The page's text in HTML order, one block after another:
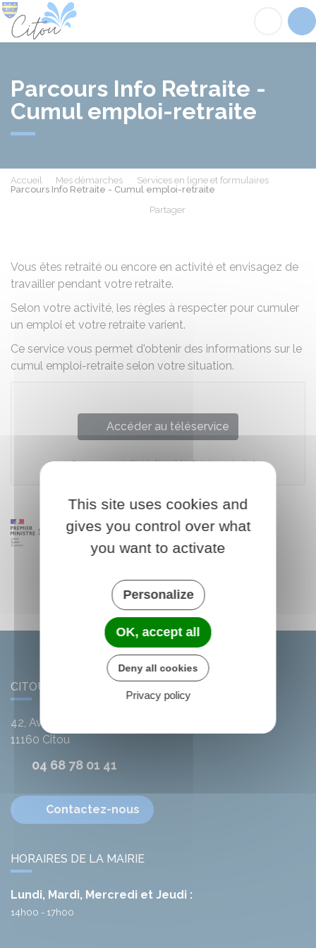
Parcours Info Retraite -
Cumul emploi-retraite
Accueil Mes démarches
Services en ligne et formulaires
Parcours Info Retraite - Cumul emploi-retraite
Partager
Vous êtes retraité ou encore en activité et envisagez de
travailler pendant votre retraite.
Selon votre activité, les règles à respecter pour cumuler
un emploi et votre retraite varient.
Ce service vous permet d'obtenir des informations sur le
cumul emploi-retraite selon votre situation.
Accéder au téléservice
Groupement d'intérêt public "Union retraite"
CITOU
42, Avenue de l'Argent-Double
11160 Citou
04 68 78 01 41
Contactez-nous
HORAIRES DE LA MAIRIE
Lundi, Mardi, Mercredi et Jeudi :
14h00 - 17h00
This site uses cookies and
gives you control over what
you want to activate
Personalize
OK, accept all
Deny all cookies
Privacy policy